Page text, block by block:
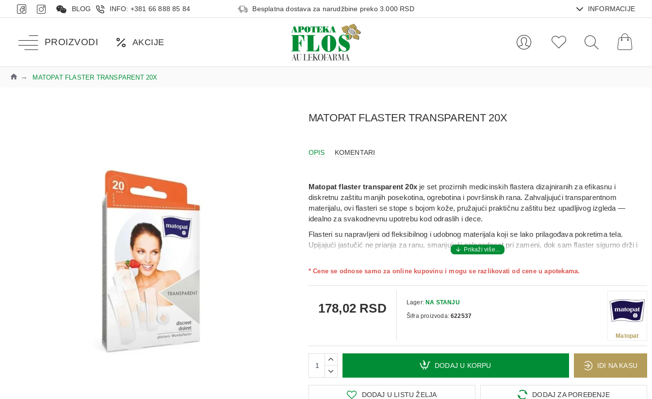
BLOG INFO: +381 66 888 85 84 Besplatna dostava za narudžbine preko 3.000 RSD INFORMACIJE
PROIZVODI AKCIJE
MATOPAT FLASTER TRANSPARENT 20X
MATOPAT FLASTER TRANSPARENT 20X
OPIS KOMENTARI
Matopat flaster transparent 20x je set prozirnih medicinskih flastera dizajniranih za efikasnu i
diskretnu zaštitu manjih posekotina, ogrebotina i površinskih rana. Zahvaljujući transparentnom
materijalu, ovi flasteri se stope s bojom kože, pružajući praktičnu zaštitu bez upadljivog izgleda —
idealno za svakodnevnu upotrebu kod odraslih i dece.
Flasteri su napravljeni od fleksibilnog i udobnog materijala koji se lako prilagođava pokretima tela.
Upijajući jastučić ne prianja za ranu, smanjujući nelagodnost pri zameni, dok sam flaster sigurno drži i
* Cene se odnose samo za online kupovinu i mogu se razlikovati od cene u apotekama.
178,02 RSD Lager: NA STANJU
Šifra proizvoda: 622537
Matopat
DODAJ U KORPU IDI NA KASU
DODAJ U LISTU ŽELJA DODAJ ZA POREĐENJE